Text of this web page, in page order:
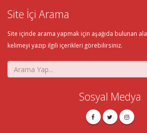
Site İçi Arama
Site içinde arama yapmak için aşağıda bulunan
kelimeyi yazıp ilgili içerikleri görebilirsiniz.
Sosyal Medya